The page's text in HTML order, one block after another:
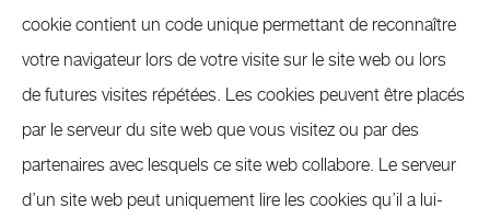
cookie contient un code unique permettant de reconnaître
votre navigateur lors de votre visite sur le site web ou lors
de futures visites répétées. Les cookies peuvent être placés
par le serveur du site web que vous visitez ou par des
partenaires avec lesquels ce site web collabore. Le serveur
d’un site web peut uniquement lire les cookies qu’il a lui-